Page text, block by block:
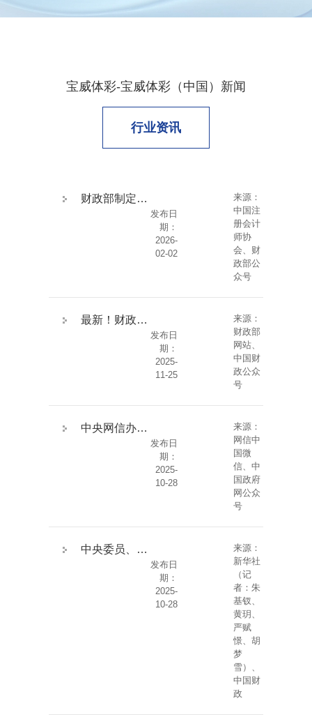
宝威体彩-宝威体彩（中国）新闻
行业资讯
财政部制定印发《可持续信息鉴证业务准则第6101号——基本准则（试行）》
来源：
中国注
册会计
师协
会、财
政部公
众号
发布日
期：
2026-
02-02
最新！财政部发布重磅报告
来源：
财政部
网站、
中国财
政公众
号
发布日
期：
2025-
11-25
中央网信办、国家发展改革委印发《政务领域人工智能大模型部署应用指引》
来源：
网信中
国微
信、中
国政府
网公众
号
发布日
期：
2025-
10-28
中央委员、财政部部长蓝佛安等与会同志谈贯彻落实党的二十届四中全会精神
来源：
新华社
（记
者：朱
基钗、
黄玥、
严赋
憬、胡
梦
雪）、
中国财
政
发布日
期：
2025-
10-28